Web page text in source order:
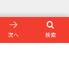
検索
次へ